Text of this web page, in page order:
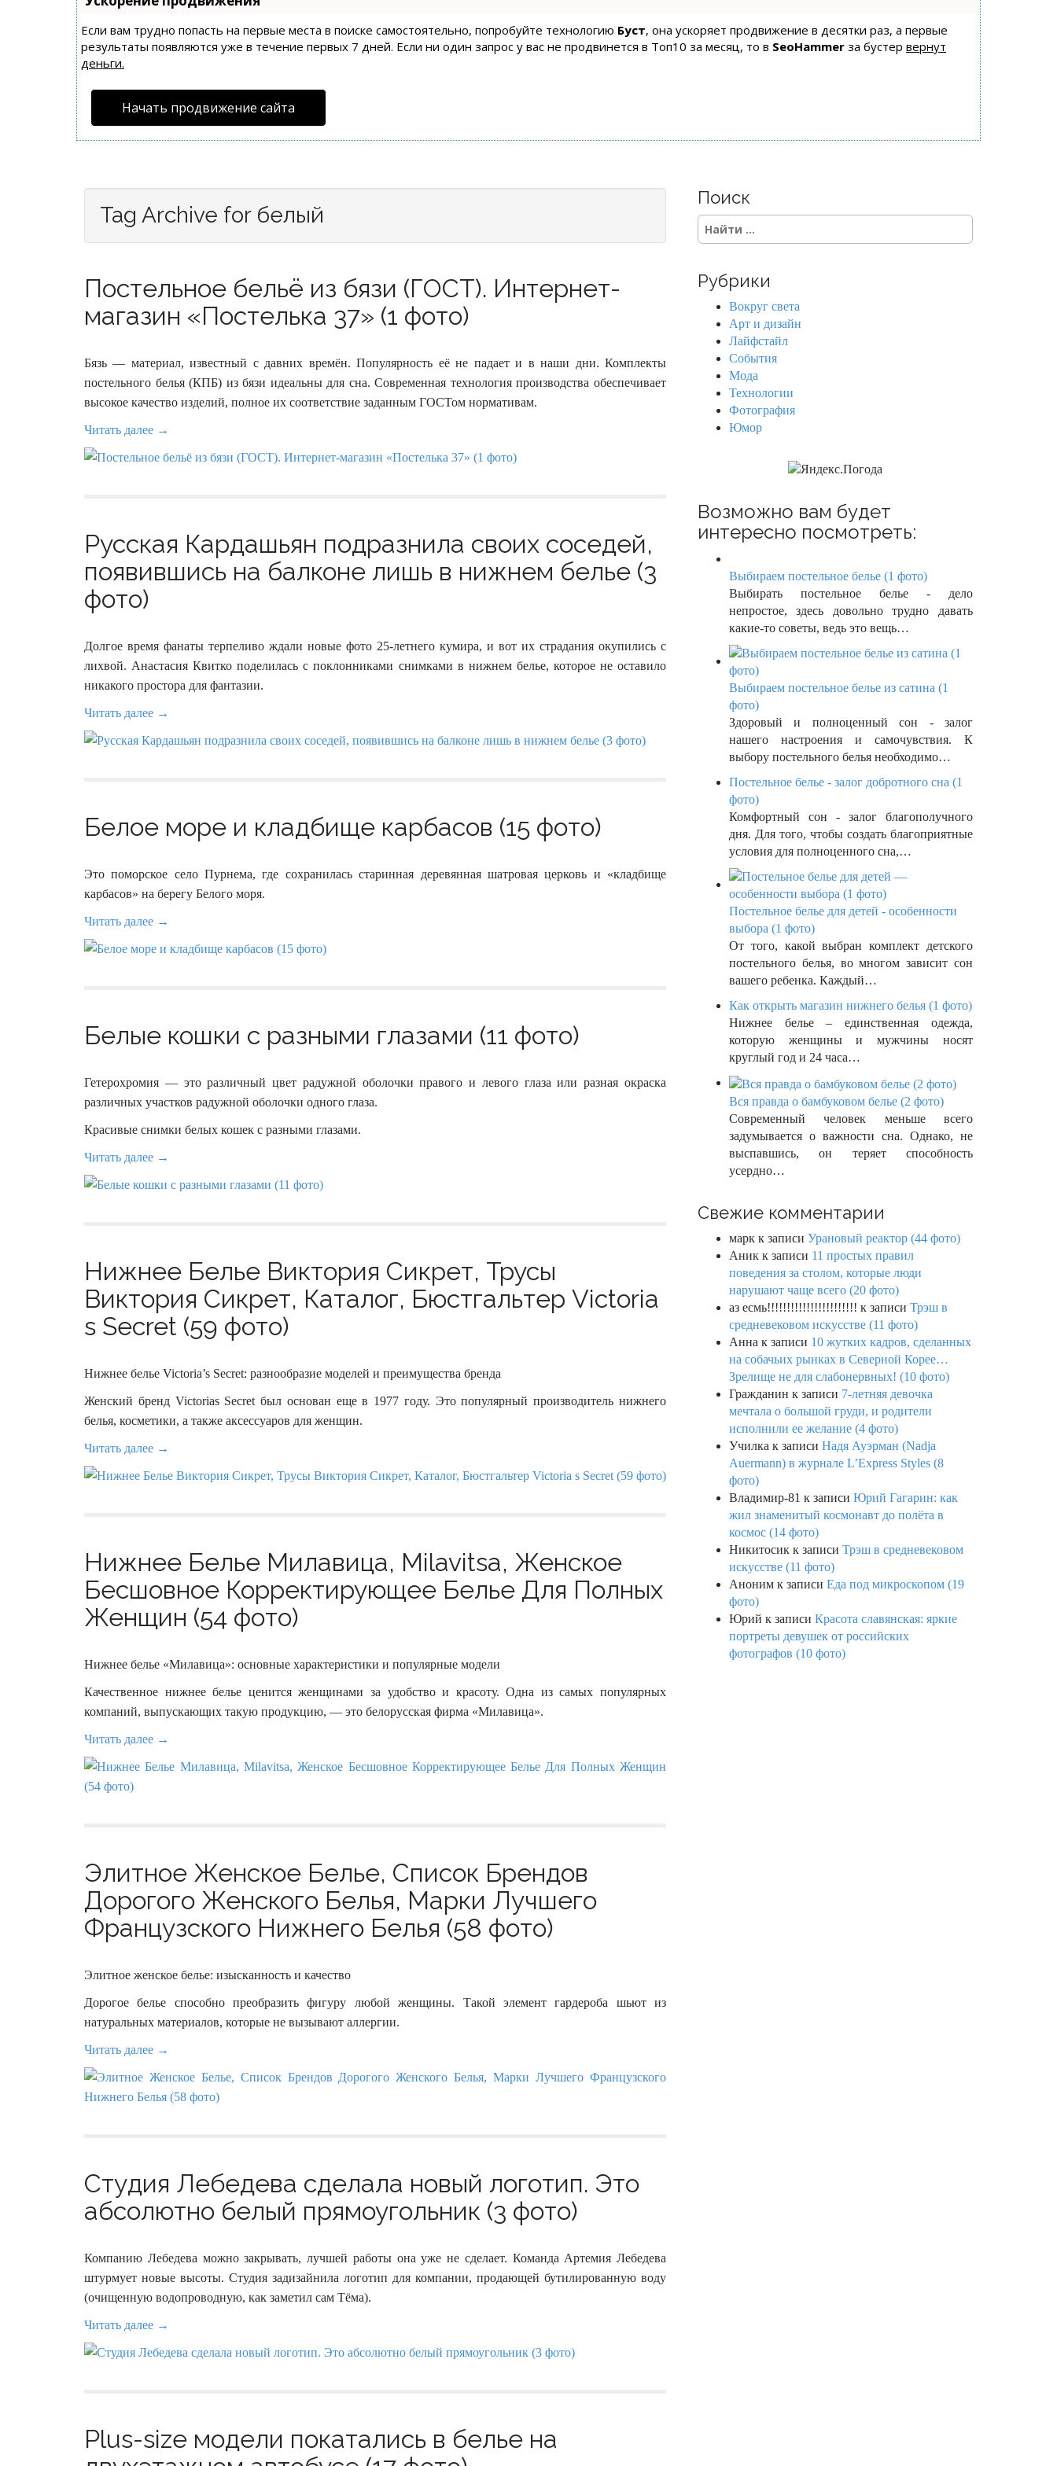
Если вам трудно попасть на первые места в поиске самостоятельно, попробуйте технологию Буст, она ускоряет продвижение в десятки раз, а первые
результаты появляются уже в течение первых 7 дней. Если ни один запрос у вас не продвинется в Топ10 за месяц, то в SeoHammer за бустер вернут
деньги.
Начать продвижение сайта
Tag Archive for белый
Постельное бельё из бязи (ГОСТ). Интернет-
магазин «Постелька 37» (1 фото)
Бязь — материал, известный с давних времён. Популярность её не падает и в наши дни. Комплекты
постельного белья (КПБ) из бязи идеальны для сна. Современная технология производства обеспечивает
высокое качество изделий, полное их соответствие заданным ГОСТом нормативам.
Читать далее →
Русская Кардашьян подразнила своих соседей,
появившись на балконе лишь в нижнем белье (3
фото)
Долгое время фанаты терпеливо ждали новые фото 25-летнего кумира, и вот их страдания окупились с
лихвой. Анастасия Квитко поделилась с поклонниками снимками в нижнем белье, которое не оставило
никакого простора для фантазии.
Читать далее →
Белое море и кладбище карбасов (15 фото)
Это поморское село Пурнема, где сохранилась старинная деревянная шатровая церковь и «кладбище
карбасов» на берегу Белого моря.
Читать далее →
Белые кошки с разными глазами (11 фото)
Гетерохромия — это различный цвет радужной оболочки правого и левого глаза или разная окраска
различных участков радужной оболочки одного глаза.
Красивые снимки белых кошек с разными глазами.
Читать далее →
Нижнее Белье Виктория Сикрет, Трусы
Виктория Сикрет, Каталог, Бюстгальтер Victoria
s Secret (59 фото)
Нижнее белье Victoria’s Secret: разнообразие моделей и преимущества бренда
Женский бренд Victorias Secret был основан еще в 1977 году. Это популярный производитель нижнего
белья, косметики, а также аксессуаров для женщин.
Читать далее →
Нижнее Белье Милавица, Milavitsa, Женское
Бесшовное Корректирующее Белье Для Полных
Женщин (54 фото)
Нижнее белье «Милавица»: основные характеристики и популярные модели
Качественное нижнее белье ценится женщинами за удобство и красоту. Одна из самых популярных
компаний, выпускающих такую продукцию, — это белорусская фирма «Милавица».
Читать далее →
Элитное Женское Белье, Список Брендов
Дорогого Женского Белья, Марки Лучшего
Французского Нижнего Белья (58 фото)
Элитное женское белье: изысканность и качество
Дорогое белье способно преобразить фигуру любой женщины. Такой элемент гардероба шьют из
натуральных материалов, которые не вызывают аллергии.
Читать далее →
Студия Лебедева сделала новый логотип. Это
абсолютно белый прямоугольник (3 фото)
Компанию Лебедева можно закрывать, лучшей работы она уже не сделает. Команда Артемия Лебедева
штурмует новые высоты. Студия задизайнила логотип для компании, продающей бутилированную воду
(очищенную водопроводную, как заметил сам Тёма).
Читать далее →
Plus-size модели покатались в белье на
Поиск
S
e
c
Рубрики
Вокруг света
Арт и дизайн
Лайфстайл
События
Мода
Технологии
Фотография
Юмор
Возможно вам будет
интересно посмотреть:
Выбираем постельное белье (1 фото)
Выбирать постельное белье - дело
непростое, здесь довольно трудно давать
какие-то советы, ведь это вещь…
Выбираем постельное белье из сатина (1
фото)
Здоровый и полноценный сон - залог
нашего настроения и самочувствия. К
выбору постельного белья необходимо…
Постельное белье - залог добротного сна (1
фото)
Комфортный сон - залог благополучного
дня. Для того, чтобы создать благоприятные
условия для полноценного сна,…
Постельное белье для детей - особенности
выбора (1 фото)
От того, какой выбран комплект детского
постельного белья, во многом зависит сон
вашего ребенка. Каждый…
Как открыть магазин нижнего белья (1 фото)
Нижнее белье – единственная одежда,
которую женщины и мужчины носят
круглый год и 24 часа…
Вся правда о бамбуковом белье (2 фото)
Современный человек меньше всего
задумывается о важности сна. Однако, не
выспавшись, он теряет способность
усердно…
Свежие комментарии
марк к записи Урановый реактор (44 фото)
Аник к записи 11 простых правил
поведения за столом, которые люди
нарушают чаще всего (20 фото)
аз есмь!!!!!!!!!!!!!!!!!!!!!!! к записи Трэш в
средневековом искусстве (11 фото)
Анна к записи 10 жутких кадров, сделанных
на собачьих рынках в Северной Корее…
Зрелище не для слабонервных! (10 фото)
Гражданин к записи 7-летняя девочка
мечтала о большой груди, и родители
исполнили ее желание (4 фото)
Училка к записи Надя Ауэрман (Nadja
Auermann) в журнале L’Express Styles (8
фото)
Владимир-81 к записи Юрий Гагарин: как
жил знаменитый космонавт до полёта в
космос (14 фото)
Никитосик к записи Трэш в средневековом
искусстве (11 фото)
Аноним к записи Еда под микроскопом (19
фото)
Юрий к записи Красота славянская: яркие
портреты девушек от российских
фотографов (10 фото)